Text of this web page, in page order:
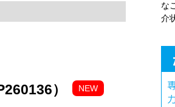
） NEW
な
介